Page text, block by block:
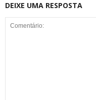
DEIXE UMA RESPOSTA